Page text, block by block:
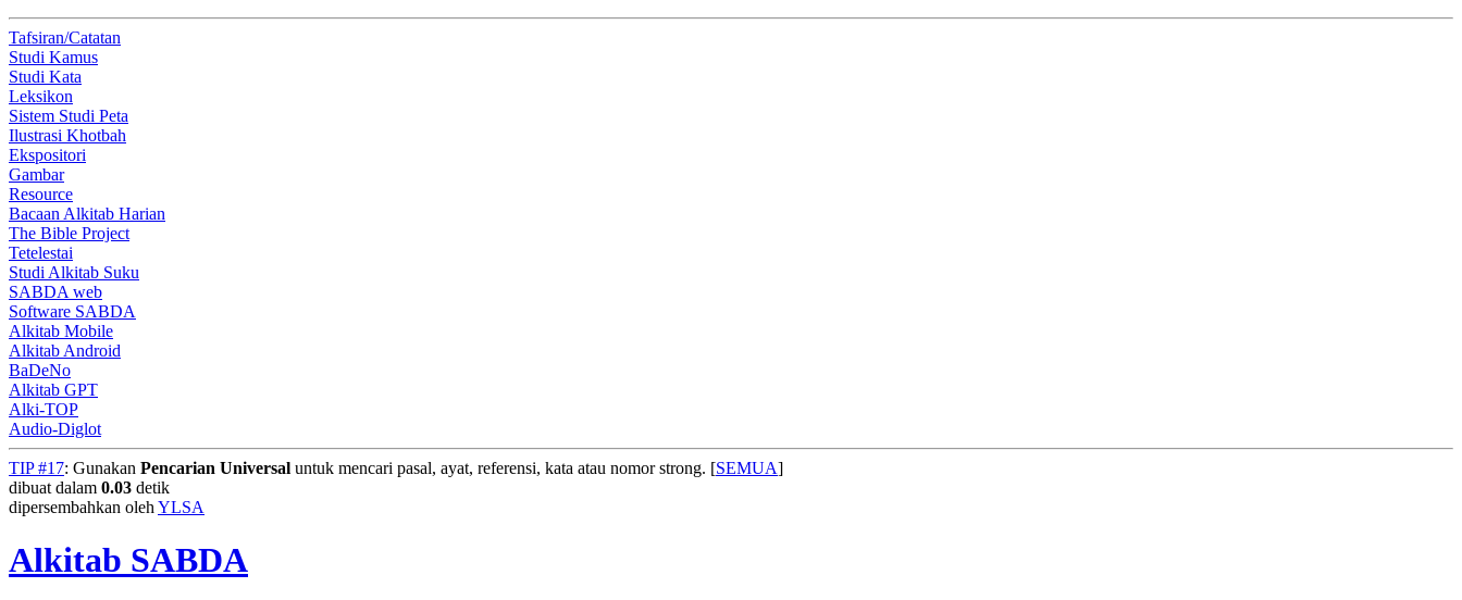
Tafsiran/Catatan
Studi Kamus
Studi Kata
Leksikon
Sistem Studi Peta
Ilustrasi Khotbah
Ekspositori
Gambar
Resource
Bacaan Alkitab Harian
The Bible Project
Tetelestai
Studi Alkitab Suku
SABDA web
Software SABDA
Alkitab Mobile
Alkitab Android
BaDeNo
Alkitab GPT
Alki-TOP
Audio-Diglot
TIP #17: Gunakan Pencarian Universal untuk mencari pasal, ayat, referensi, kata atau nomor strong. [SEMUA]
dibuat dalam 0.03 detik
dipersembahkan oleh YLSA
Alkitab SABDA